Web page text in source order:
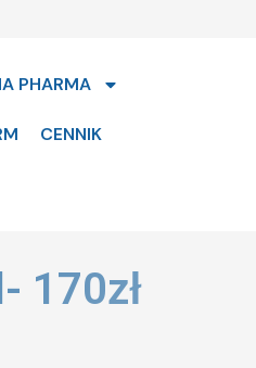
PHARMA
CENNIK
170zł